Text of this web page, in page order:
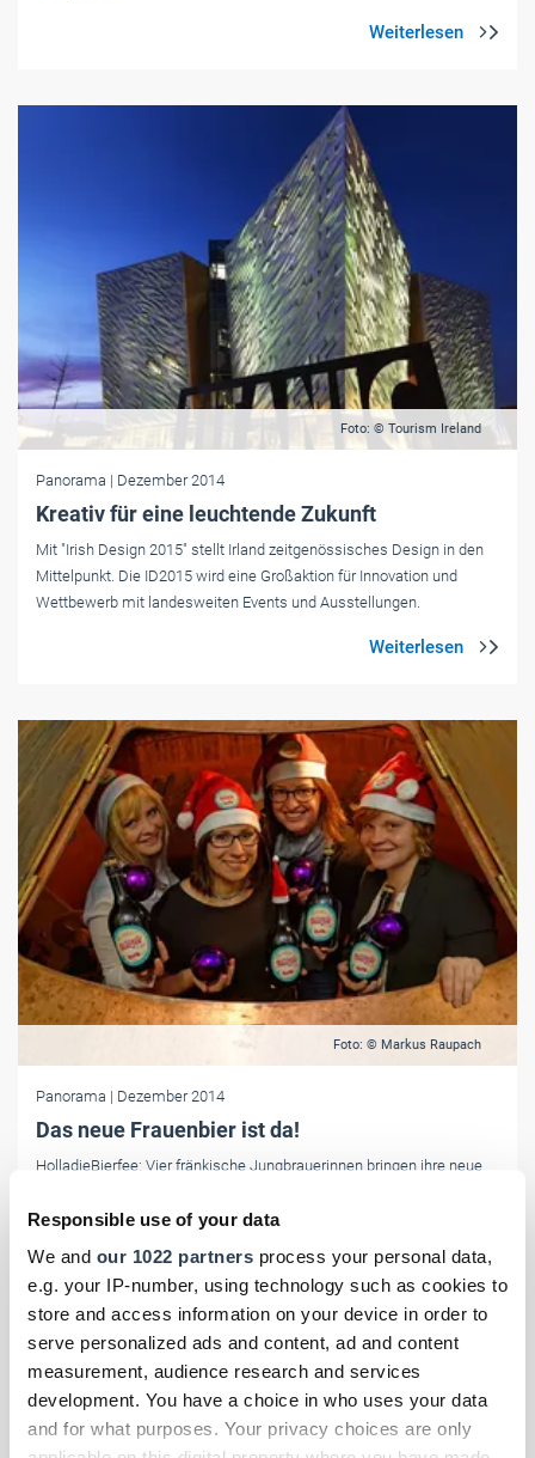
Responsible use of your data
We and our 1022 partners process your personal data,
e.g. your IP-number, using technology such as cookies to
store and access information on your device in order to
serve personalized ads and content, ad and content
measurement, audience research and services
development. You have a choice in who uses your data
and for what purposes. Your privacy choices are only
Foto: © Tourism Ireland
Panorama | Dezember 2014
Kreativ für eine leuchtende Zukunft
Mit "Irish Design 2015" stellt Irland zeitgenössisches Design in den
Mittelpunkt. Die ID2015 wird eine Großaktion für Innovation und
Wettbewerb mit landesweiten Events und Ausstellungen.
Foto: © Markus Raupach
Panorama | Dezember 2014
Das neue Frauenbier ist da!
HolladieBierfee: Vier fränkische Jungbrauerinnen bringen ihre neue
schokoladigem Geschmack.